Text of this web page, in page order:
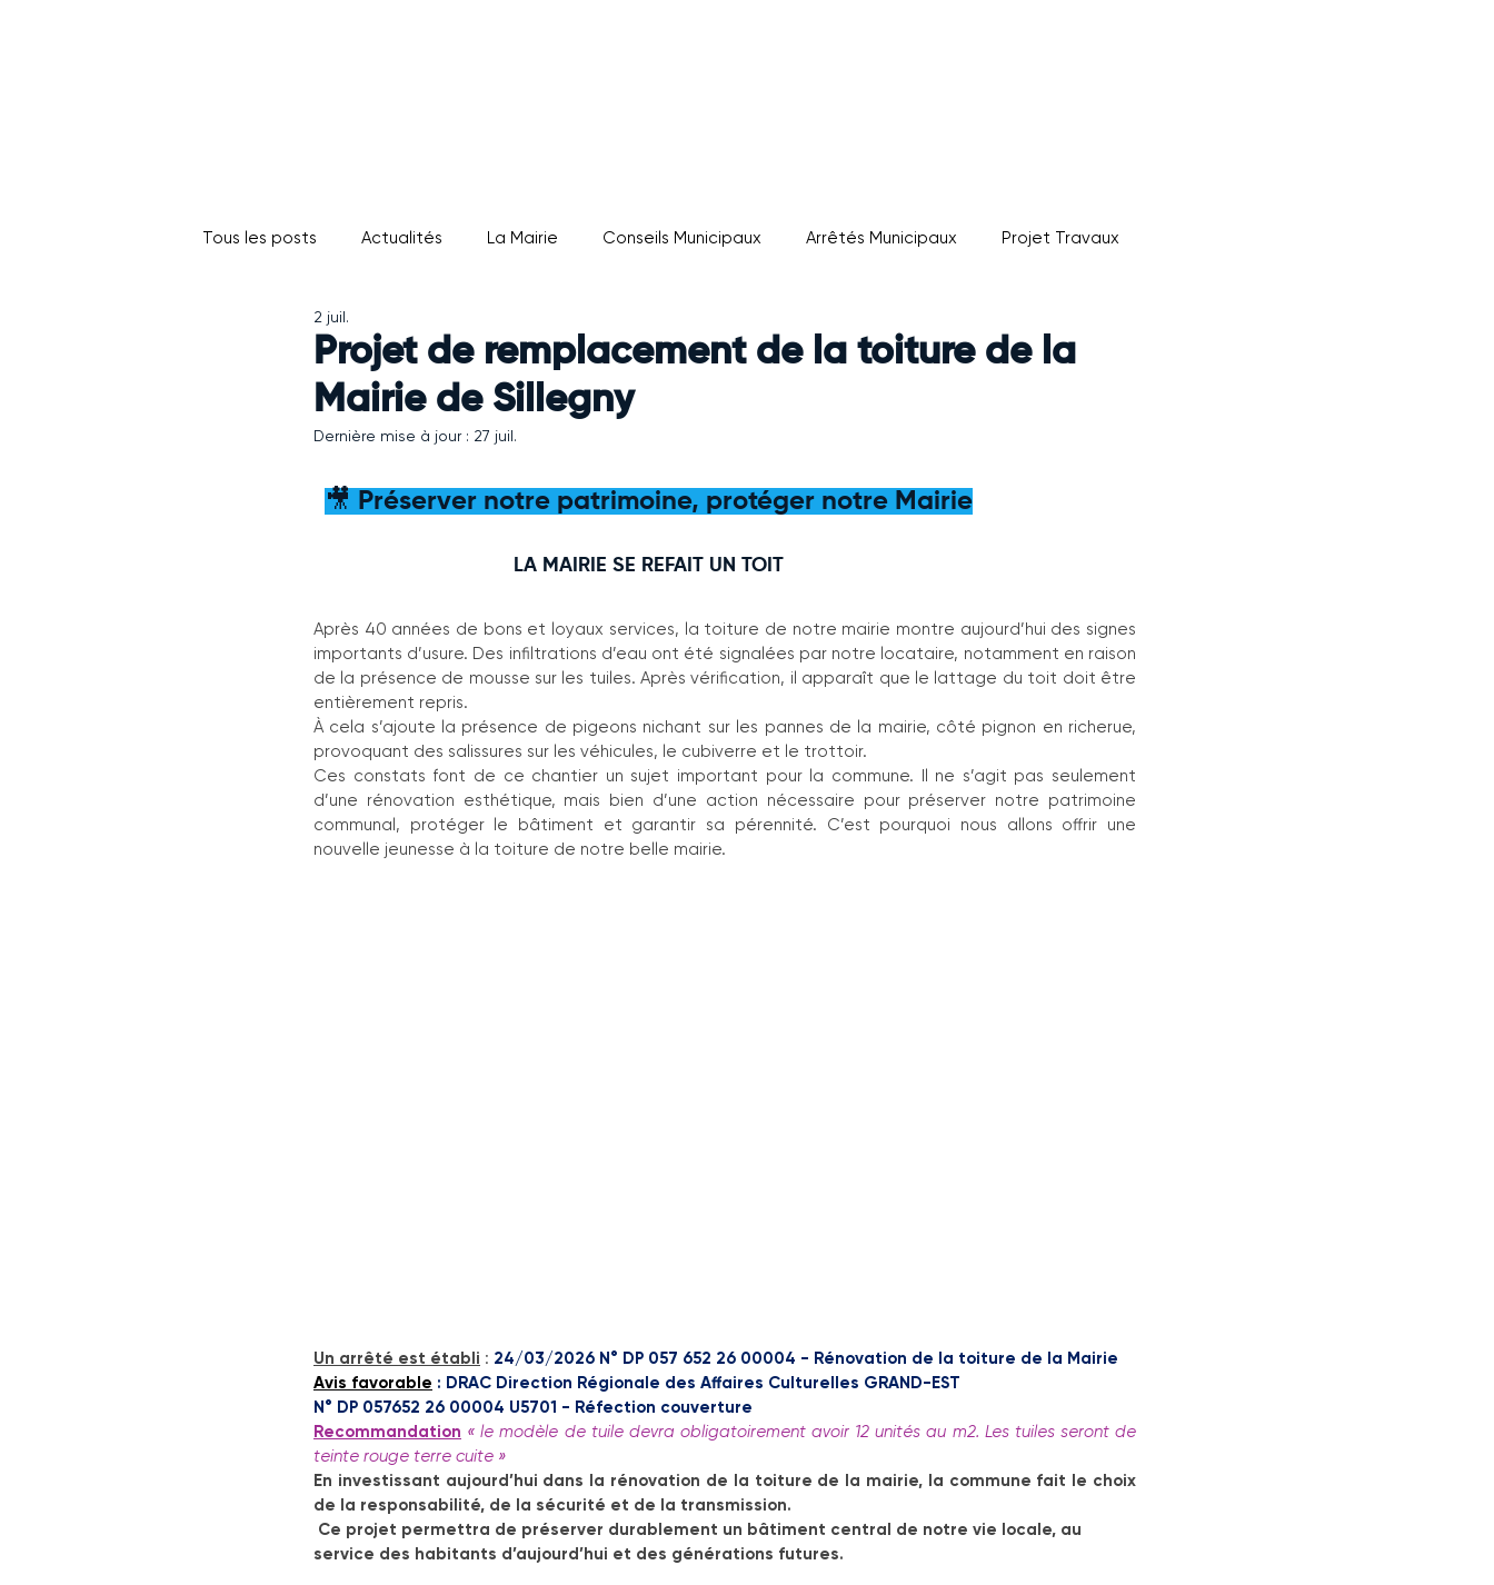
Tous les posts Actualités La Mairie Conseils Municipaux Arrêtés Municipaux Projet Travaux
Projet de remplacement de la toiture de la
Mairie de Sillegny
2 juil.
Dernière mise à jour : 27 juil.
🎥 Préserver notre patrimoine, protéger notre Mairie
LA MAIRIE SE REFAIT UN TOIT
Après 40 années de bons et loyaux services, la toiture de notre mairie montre aujourd’hui des signes
importants d’usure. Des infiltrations d’eau ont été signalées par notre locataire, notamment en raison
de la présence de mousse sur les tuiles. Après vérification, il apparaît que le lattage du toit doit être
entièrement repris.
À cela s’ajoute la présence de pigeons nichant sur les pannes de la mairie, côté pignon en richerue,
provoquant des salissures sur les véhicules, le cubiverre et le trottoir.
Ces constats font de ce chantier un sujet important pour la commune. Il ne s’agit pas seulement
d’une rénovation esthétique, mais bien d’une action nécessaire pour préserver notre patrimoine
communal, protéger le bâtiment et garantir sa pérennité. C’est pourquoi nous allons offrir une
nouvelle jeunesse à la toiture de notre belle mairie.
Un arrêté est établi : 24/03/2026 N° DP 057 652 26 00004 - Rénovation de la toiture de la Mairie
Avis favorable : DRAC Direction Régionale des Affaires Culturelles GRAND-EST
N° DP 057652 26 00004 U5701 - Réfection couverture
Recommandation « le modèle de tuile devra obligatoirement avoir 12 unités au m2. Les tuiles seront de
teinte rouge terre cuite »
En investissant aujourd’hui dans la rénovation de la toiture de la mairie, la commune fait le choix
de la responsabilité, de la sécurité et de la transmission.
Ce projet permettra de préserver durablement un bâtiment central de notre vie locale, au
service des habitants d’aujourd’hui et des générations futures.